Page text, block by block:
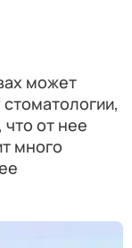
может
от нее
много